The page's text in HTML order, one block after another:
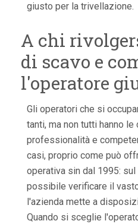
giusto per la trivellazione.
A chi
di scavo e
l'operatore
Gli operatori che si
tanti, ma non tutti hanno
professionalità e
casi, proprio come può
operativa sin dal 1995:
possibile verificare il
l'azienda mette a
Quando si sceglie